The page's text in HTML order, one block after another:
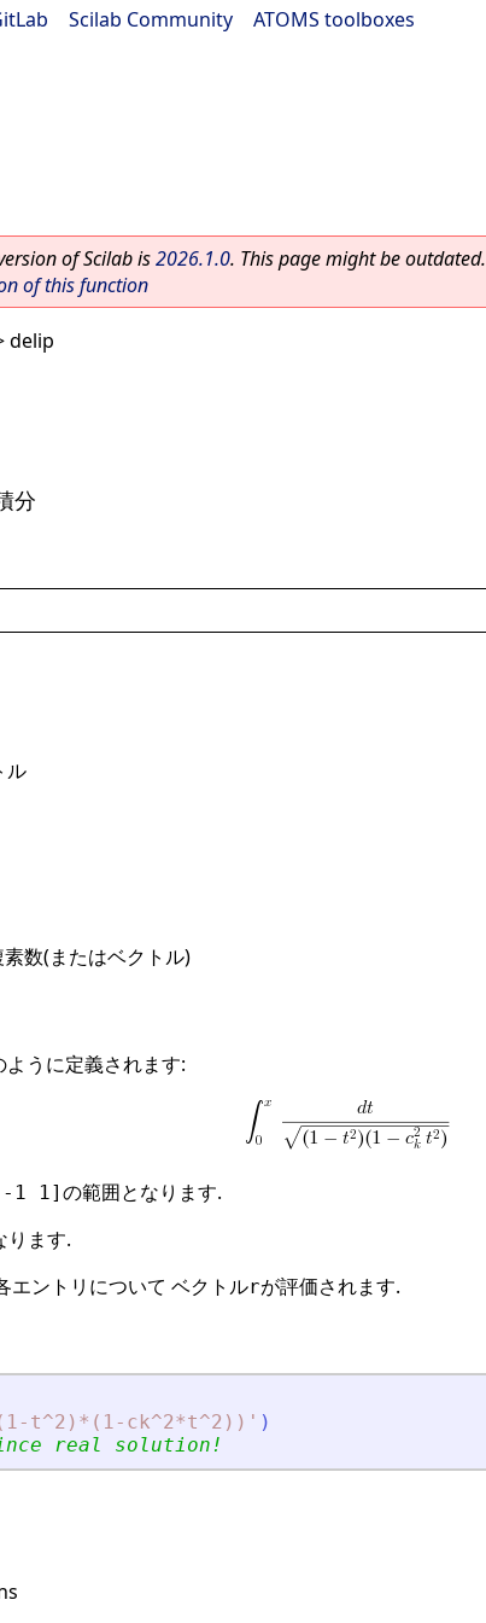
Scilab Community ATOMS toolboxes
of Scilab is2026.1.0. This page might be outdated.
of this function
delip
分
ル
数(またはベクトル)
うに定義されます:
1 1] の範囲となります.
ります.
エントリについて ベクトルrが評価されます.
t^2)*(1-ck^2*t^2)) ' )
real solution!